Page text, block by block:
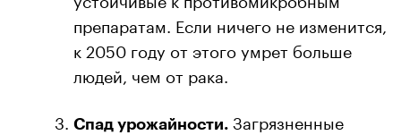
препаратам. Если ничего не изменится,
к 2050 году от этого умрет больше
людей, чем от рака.
Спад урожайности. Загрязненные